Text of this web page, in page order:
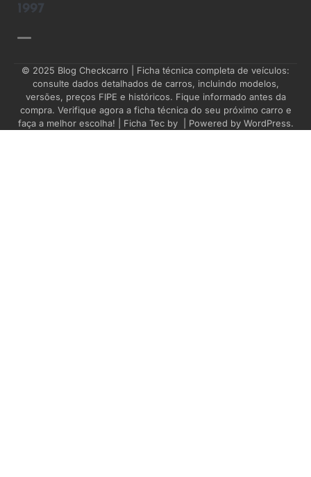
1997
© 2025 Blog Checkcarro | Ficha técnica completa de veículos:
consulte dados detalhados de carros, incluindo modelos,
versões, preços FIPE e históricos. Fique informado antes da
compra. Verifique agora a ficha técnica do seu próximo carro e
faça a melhor escolha! | Ficha Tec by
| Powered by WordPress.